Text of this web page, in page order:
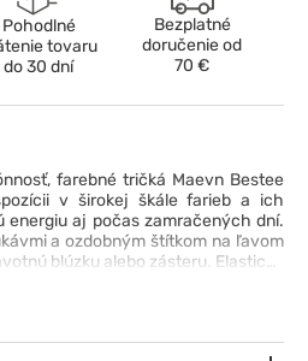
Pohodlné
tovaru
do 30 dní
Bezplatné
doručenie od
70 €
farebné tričká Maevn Bestee
v širokej škále farieb a ich
energiu aj počas zamračených dní.
a ozdobným štítkom na ľavom
blúzku alebo zásteru. Elastická
príjemný strih a jemný lesk.
alebo tlmená biela? Vyberte si